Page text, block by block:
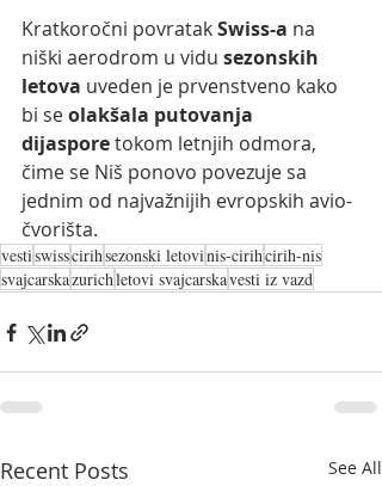
Kratkoročni povratak Swiss-a na
niški aerodrom u vidu sezonskih
letova uveden je prvenstveno kako
bi se olakšala putovanja
dijaspore tokom letnjih odmora,
čime se Niš ponovo povezuje sa
jednim od najvažnijih evropskih avio-
čvorišta.
vestiswisscirihsezonski letovinis-cirihcirih-nis
svajcarskazurichletovi svajcarskavesti iz vazd
Recent Posts See All